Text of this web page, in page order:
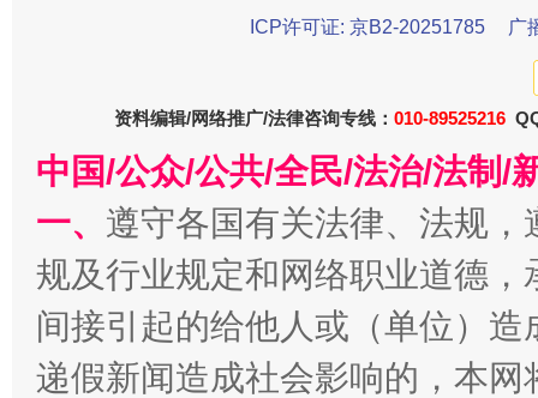
法徽映军营 权益有保障
ICP许可证: 京B2-20251785
广
资料编辑/网络推广/法律咨询专线： 010-89525216
中国/公众/公共/全民/法治/法制/
一、 遵守各国有关法律、法规
规及行业规定和网络职业道德
间接引起的给他人或（单位）
递假新闻造成社会影响的，本